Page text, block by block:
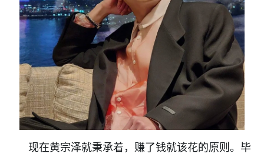
现在黄宗泽就秉承着，赚了钱就该花的原则。毕